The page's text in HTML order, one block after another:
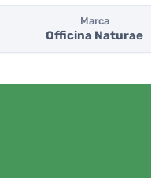
Marca
Officina Naturae